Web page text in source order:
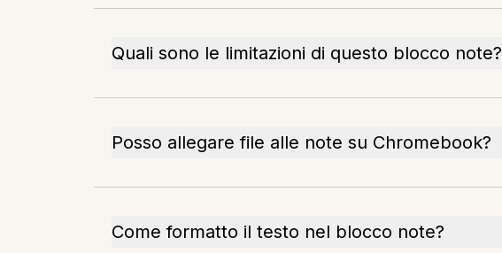
Quali sono le limitazioni di questo blocco note?
Posso allegare file alle note su Chromebook?
Come formatto il testo nel blocco note?